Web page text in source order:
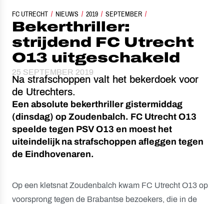
FC UTRECHT NIEUWS 2019 SEPTEMBER
BEKERTHRILLER: STRIJDEND FC UTRECHT O13
Bekerthriller:
strijdend FC Utrecht
O13 uitgeschakeld
25 SEPTEMBER 2019
Na strafschoppen valt het bekerdoek voor
de Utrechters.
Een absolute bekerthriller gistermiddag
(dinsdag) op Zoudenbalch. FC Utrecht O13
speelde tegen PSV O13 en moest het
uiteindelijk na strafschoppen afleggen tegen
de Eindhovenaren.
Op een kletsnat Zoudenbalch kwam FC Utrecht O13 op
voorsprong tegen de Brabantse bezoekers, die in de